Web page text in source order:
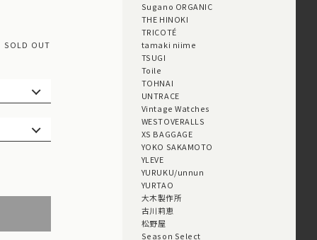
SOLD OUT
Sugano ORGANIC
THE HINOKI
TRICOTÉ
tamaki niime
TSUGI
Toile
TOHNAI
UNTRACE
Vintage Watches
WESTOVERALLS
XS BAGGAGE
YOKO SAKAMOTO
YLEVE
YURUKU/unnun
YURTAO
大木製作所
古川莉恵
松野屋
Season Select